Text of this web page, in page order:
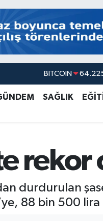
BITCOIN
DOLAR
BİST100
SAĞLIK
rekor
durdurulan
88 bin 500 lira